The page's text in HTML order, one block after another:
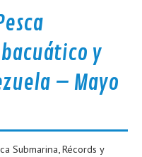
y
– Mayo
Submarina,Récords y